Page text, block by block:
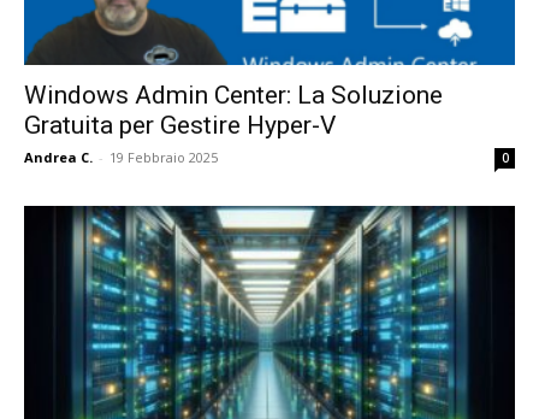
Windows Admin Center: La Soluzione
Gratuita per Gestire Hyper-V
Andrea C. - 19 Febbraio 2025 0